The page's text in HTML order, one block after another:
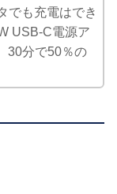
でも充電はでき
USB-C電源ア
30分で50％の